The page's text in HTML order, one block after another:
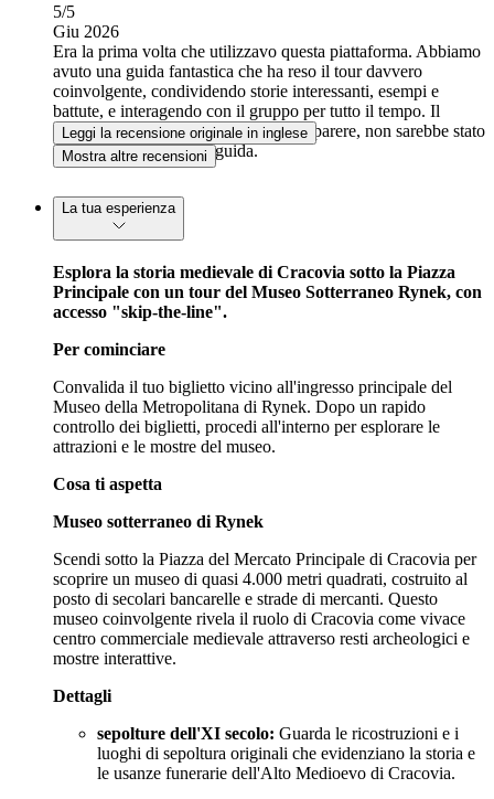
5/5
Giu 2026
Era la prima volta che utilizzavo questa piattaforma. Abbiamo
avuto una guida fantastica che ha reso il tour davvero
coinvolgente, condividendo storie interessanti, esempi e
battute, e interagendo con il gruppo per tutto il tempo. Il
museo in sé è interessante, ma, a mio parere, non sarebbe stato
così piacevole senza la guida.
Leggi la recensione originale in inglese
Mostra altre recensioni
La tua esperienza
Esplora la storia medievale di Cracovia sotto la Piazza
Principale con un tour del Museo Sotterraneo Rynek, con
accesso "skip-the-line".
Per cominciare
Convalida il tuo biglietto vicino all'ingresso principale del
Museo della Metropolitana di Rynek. Dopo un rapido
controllo dei biglietti, procedi all'interno per esplorare le
attrazioni e le mostre del museo.
Cosa ti aspetta
Museo sotterraneo di Rynek
Scendi sotto la Piazza del Mercato Principale di Cracovia per
scoprire un museo di quasi 4.000 metri quadrati, costruito al
posto di secolari bancarelle e strade di mercanti. Questo
museo coinvolgente rivela il ruolo di Cracovia come vivace
centro commerciale medievale attraverso resti archeologici e
mostre interattive.
Dettagli
sepolture dell'XI secolo: Guarda le ricostruzioni e i
luoghi di sepoltura originali che evidenziano la storia e
le usanze funerarie dell'Alto Medioevo di Cracovia.